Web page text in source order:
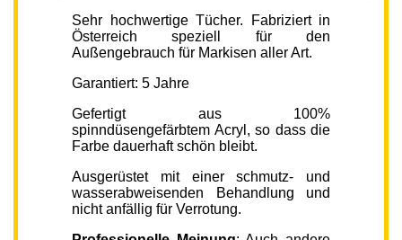
Sehr hochwertige Tücher. Fabriziert in
Österreich speziell für den
Außengebrauch für Markisen aller Art.
Garantiert: 5 Jahre
Gefertigt aus 100%
spinndüsengefärbtem Acryl, so dass die
Farbe dauerhaft schön bleibt.
Ausgerüstet mit einer schmutz- und
wasserabweisenden Behandlung und
nicht anfällig für Verrotung.